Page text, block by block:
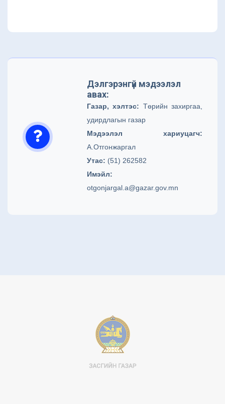
Дэлгэрэнгүй мэдээлэл
авах:
Газар, хэлтэс: Төрийн захиргаа,
удирдлагын газар
Мэдээлэл хариуцагч:
А.Отгонжаргал
Утас: (51) 262582
Имэйл:
otgonjargal.a@gazar.gov.mn